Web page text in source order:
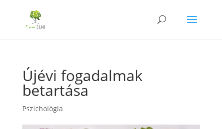
Újévi fogadalmak
betartása
Pszichológia